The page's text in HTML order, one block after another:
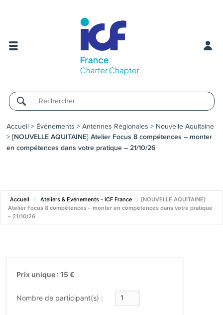
Username
Accueil > Événements > Antennes Régionales > Nouvelle Aquitaine
> [NOUVELLE AQUITAINE] Atelier Focus 8 compétences – monter
en compétences dans votre pratique – 21/10/26
Accueil Ateliers & Evénements - ICF France
[NOUVELLE AQUITAINE]
Atelier Focus 8 compétences – monter en compétences dans votre pratique
– 21/10/26
Prix unique : 15 €
Nombre de participant(s) :